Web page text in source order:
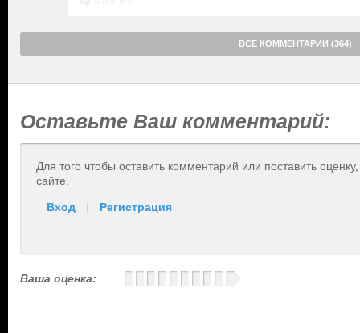
ВСЕ КОММЕНТАРИИ (364)
Оставьте Ваш комментарий:
Для того чтобы оставить комментарий или поставить
сайте.
Вход | Регистрация
Ваша оценка: